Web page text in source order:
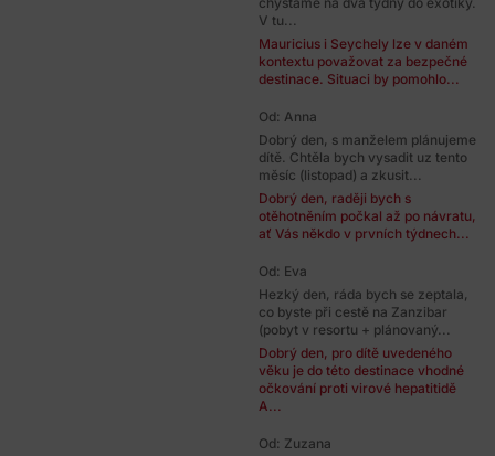
V tu...
Mauricius i Seychely lze v daném
kontextu považovat za bezpečné
destinace. Situaci by pomohlo...
Od: Anna
Dobrý den, s manželem plánujeme
dítě. Chtěla bych vysadit uz tento
měsíc (listopad) a zkusit...
Dobrý den, raději bych s
otěhotněním počkal až po návratu,
ať Vás někdo v prvních týdnech...
Od: Eva
Hezký den, ráda bych se zeptala,
co byste při cestě na Zanzibar
(pobyt v resortu + plánovaný...
Dobrý den, pro dítě uvedeného
věku je do této destinace vhodné
očkování proti virové hepatitidě
A...
Od: Zuzana